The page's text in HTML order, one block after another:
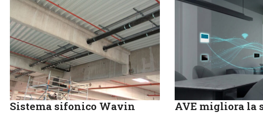
Sistema sifonico Wavin
AVE migliora la